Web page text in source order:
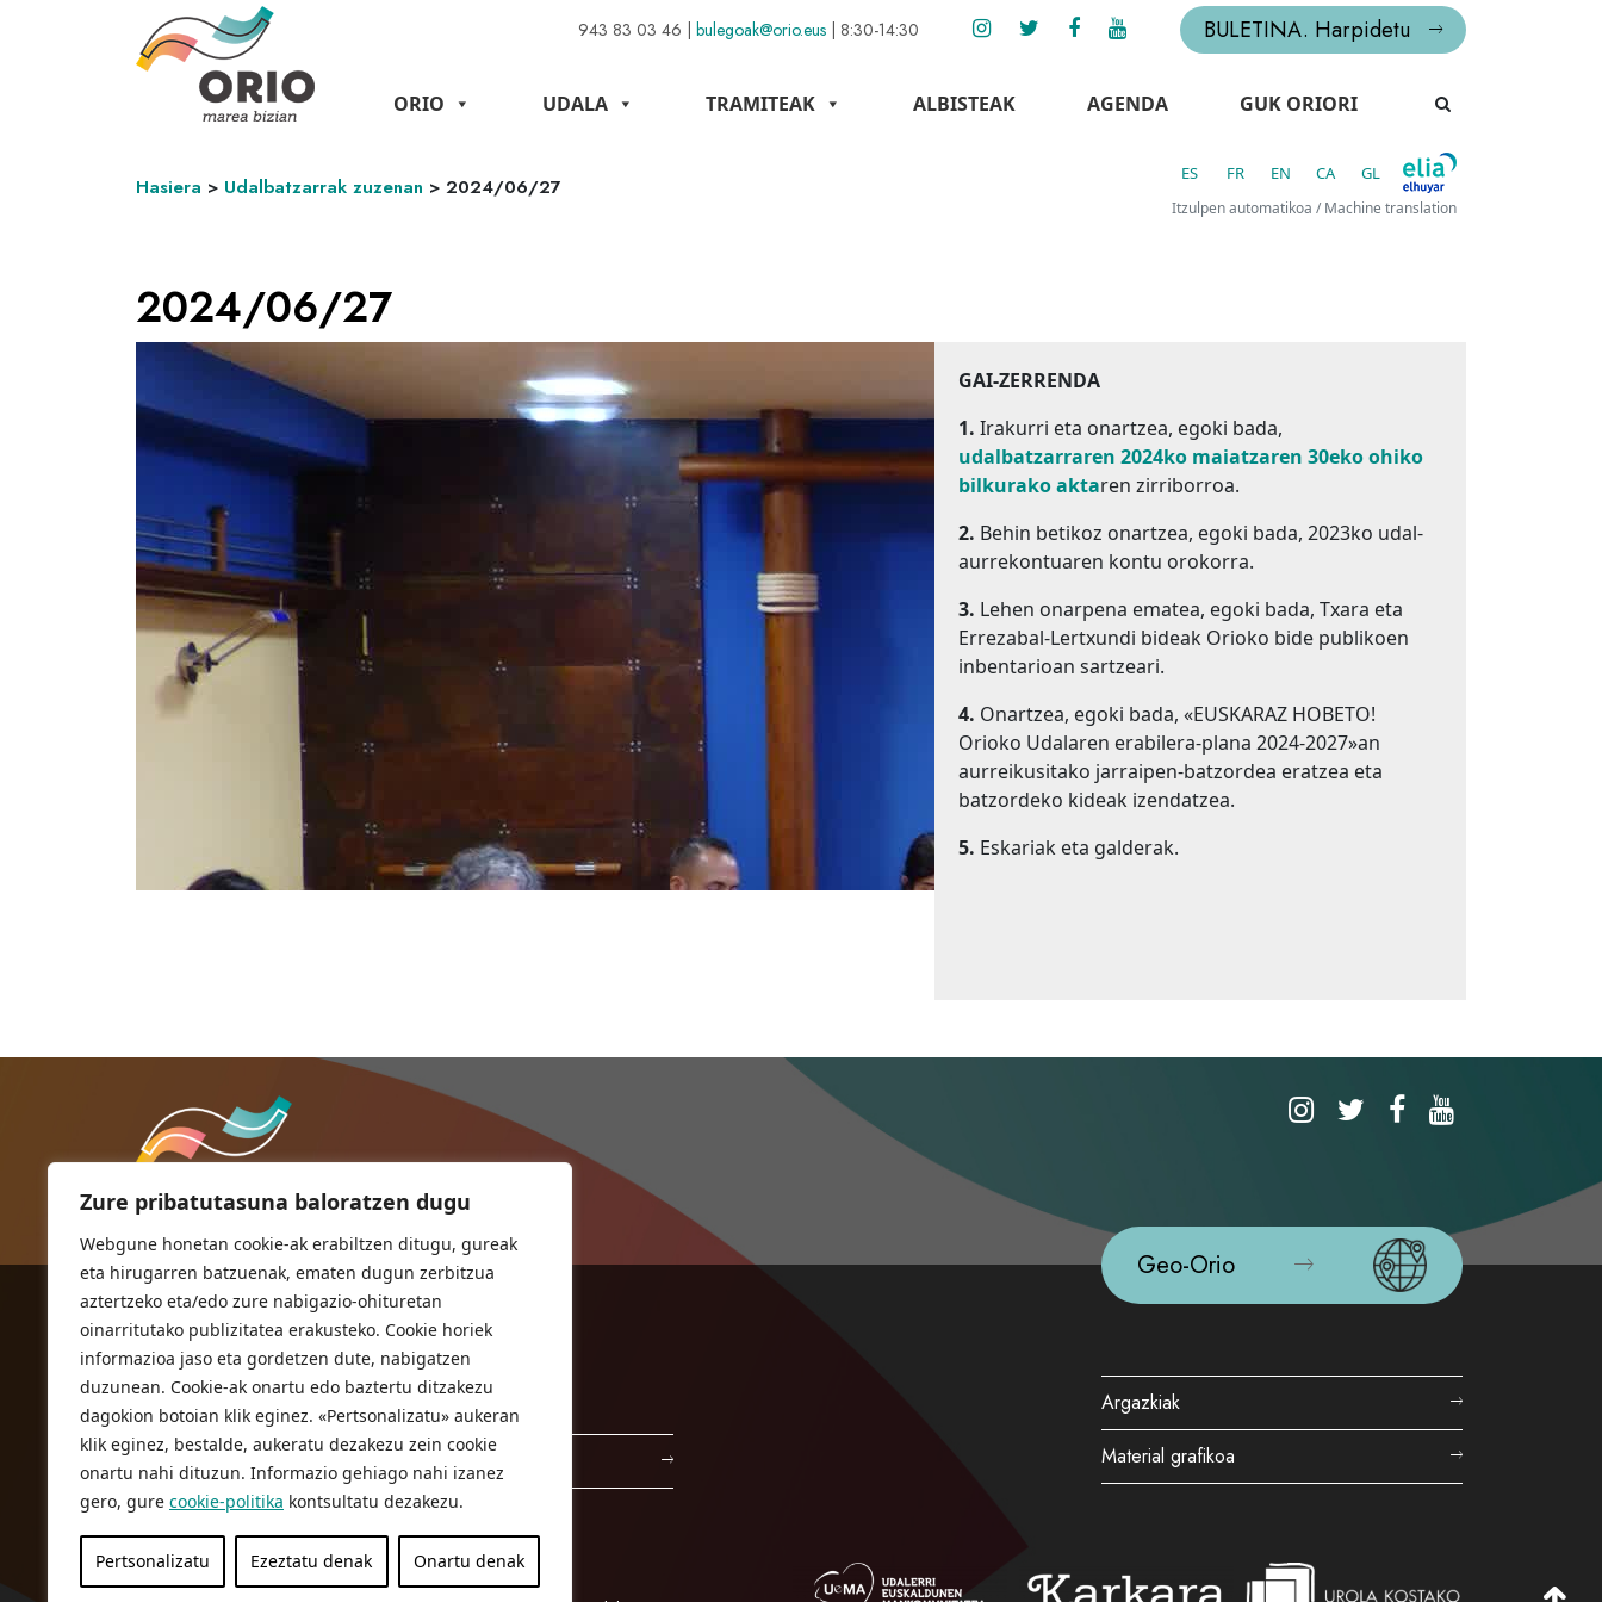
Zure pribatutasuna baloratzen dugu
Webgune honetan cookie-ak erabiltzen ditugu, gureak
eta hirugarren batzuenak, ematen dugun zerbitzua
aztertzeko eta/edo zure nabigazio-ohituretan
oinarritutako publizitatea erakusteko. Cookie horiek
informazioa jaso eta gordetzen dute, nabigatzen
duzunean. Cookie-ak onartu edo baztertu ditzakezu
dagokion botoian klik eginez. «Pertsonalizatu» aukeran
klik eginez, bestalde, aukeratu dezakezu zein cookie
onartu nahi dituzun. Informazio gehiago nahi izanez
gero, gure cookie-politika kontsultatu dezakezu.
Pertsonalizatu Ezeztatu denak Onartu denak
943 83 03 46 | bulegoak@orio.eus | 8:30-14:30 BULETINA. Harpidetu
ORIO UDALA TRAMITEAK ALBISTEAK AGENDA GUK ORIORI
Hasiera > Udalbatzarrak zuzenan > 2024/06/27
ES FR EN CA GL
Itzulpen automatikoa / Machine translation
2024/06/27
GAI-ZERRENDA
1. Irakurri eta onartzea, egoki bada,
udalbatzarraren 2024ko maiatzaren 30eko ohiko
bilkurako aktaren zirriborroa.
2. Behin betikoz onartzea, egoki bada, 2023ko udal-
aurrekontuaren kontu orokorra.
3. Lehen onarpena ematea, egoki bada, Txara eta
Errezabal-Lertxundi bideak Orioko bide publikoen
inbentarioan sartzeari.
4. Onartzea, egoki bada, «EUSKARAZ HOBETO!
Orioko Udalaren erabilera-plana 2024-2027»an
aurreikusitako jarraipen-batzordea eratzea eta
batzordeko kideak izendatzea.
5. Eskariak eta galderak.
Geo-Orio
Argazkiak
Material grafikoa
ORIOKO UDALA
Herriko plaza,1
20810 Orio (Gipuzkoa)
T. 943 83 03 46
bulegoak@orio.eus